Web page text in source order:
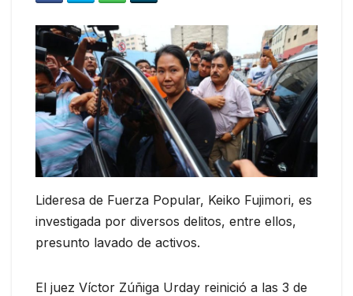
Lideresa de Fuerza Popular, Keiko Fujimori, es
investigada por diversos delitos, entre ellos,
presunto lavado de activos.
El juez Víctor Zúñiga Urday reinició a las 3 de